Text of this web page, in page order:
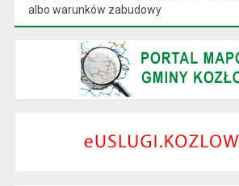
albo warunków zabudowy